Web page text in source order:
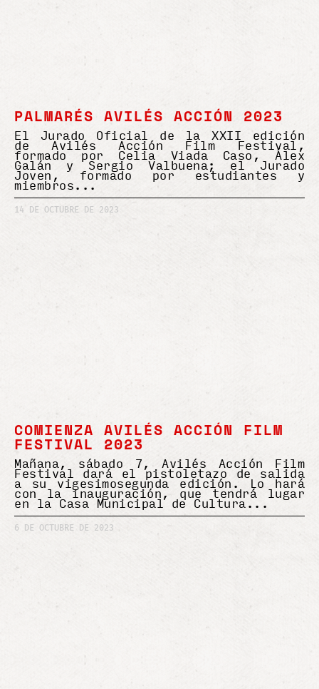
PALMARÉS AVILÉS ACCIÓN 2023
El Jurado Oficial de la XXII edición
de Avilés Acción Film Festival,
formado por Celia Viada Caso, Álex
Galán y Sergio Valbuena; el Jurado
Joven, formado por estudiantes y
miembros
14 DE OCTUBRE DE 2023
COMIENZA AVILÉS ACCIÓN FILM
FESTIVAL 2023
Mañana, sábado 7, Avilés Acción Film
Festival dará el pistoletazo de salida
a su vigesimosegunda edición. Lo hará
con la inauguración, que tendrá lugar
en la Casa Municipal de Cultura
6 DE OCTUBRE DE 2023